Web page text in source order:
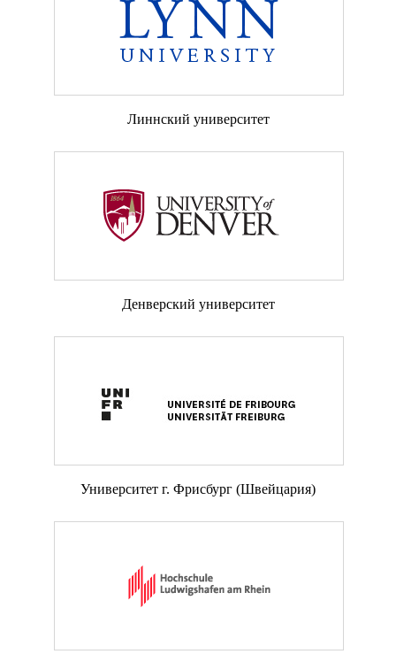
Линнский университет
Денверский университет
Университет г. Фрисбург (Швейцария)